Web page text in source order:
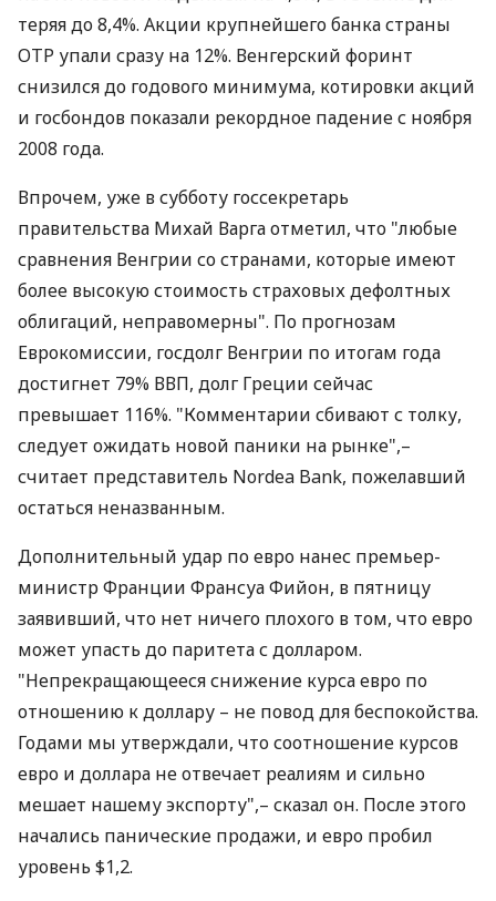
теряя до 8,4%. Акции крупнейшего банка страны
OTP упали сразу на 12%. Венгерский форинт
снизился до годового минимума, котировки акций
и госбондов показали рекордное падение с ноября
2008 года.
Впрочем, уже в субботу госсекретарь
правительства Михай Варга отметил, что "любые
сравнения Венгрии со странами, которые имеют
более высокую стоимость страховых дефолтных
облигаций, неправомерны". По прогнозам
Еврокомиссии, госдолг Венгрии по итогам года
достигнет 79% ВВП, долг Греции сейчас
превышает 116%. "Комментарии сбивают с толку,
следует ожидать новой паники на рынке",–
считает представитель Nordea Bank, пожелавший
остаться неназванным.
Дополнительный удар по евро нанес премьер-
министр Франции Франсуа Фийон, в пятницу
заявивший, что нет ничего плохого в том, что евро
может упасть до паритета с долларом.
"Непрекращающееся снижение курса евро по
отношению к доллару – не повод для беспокойства.
Годами мы утверждали, что соотношение курсов
евро и доллара не отвечает реалиям и сильно
мешает нашему экспорту",– сказал он. После этого
начались панические продажи, и евро пробил
уровень $1,2.